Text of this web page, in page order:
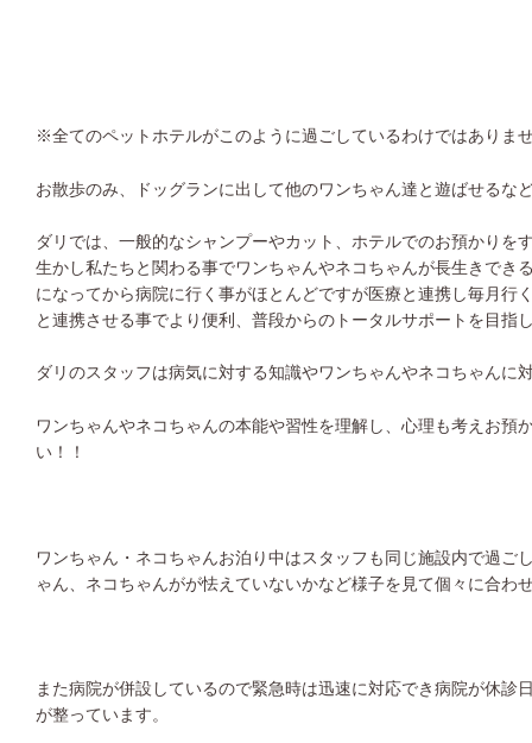
※全てのペットホテルがこのように過ごしているわけではありま
お散歩のみ、ドッグランに出して他のワンちゃん達と遊ばせるな
ダリでは、一般的なシャンプーやカット、ホテルでのお預かりを
生かし私たちと関わる事でワンちゃんやネコちゃんが長生きで
になってから病院に行く事がほとんどですが医療と連携し毎月行
と連携させる事でより便利、普段からのトータルサポートを目指
ダリのスタッフは病気に対する知識やワンちゃんやネコちゃんに
ワンちゃんやネコちゃんの本能や習性を理解し、心理も考えお預
い！！
ワンちゃん・ネコちゃんお泊り中はスタッフも同じ施設内で過ご
ゃん、ネコちゃんがが怯えていないかなど様子を見て個々に合わ
また病院が併設しているので緊急時は迅速に対応でき病院が休診
が整っています。